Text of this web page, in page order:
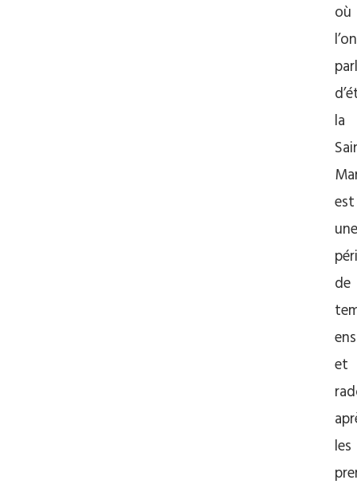
où
l’on
la
est
une
de
et
les